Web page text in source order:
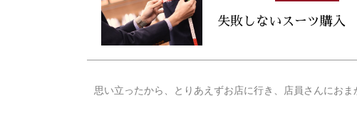
失敗しないスーツ購
思い立ったから、とりあえずお店に行き、店員さんにおま